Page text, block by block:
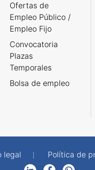
Ofertas de
Empleo Público /
Empleo Fijo
Convocatoria
Plazas
Temporales
Bolsa de empleo
legal Política de